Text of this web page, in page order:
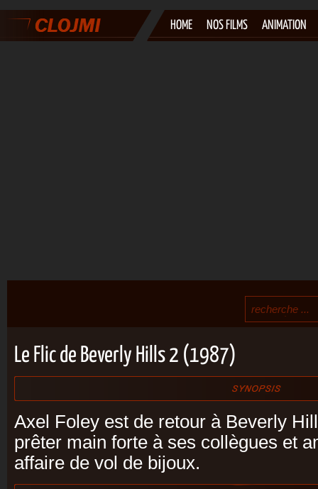
HOME NOS FILMS ANIMATION
Le Flic de Beverly Hills 2 (1987)
Axel Foley est de retour à Beverly
prêter main forte à ses collègues et
affaire de vol de bijoux.